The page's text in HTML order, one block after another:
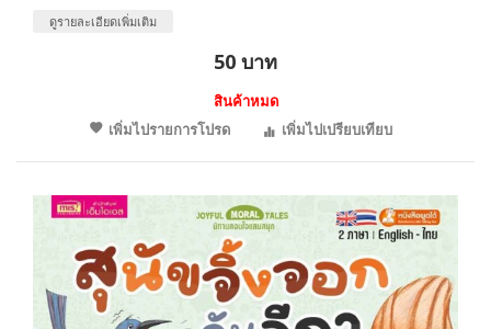
ดูรายละเอียดเพิ่มเติม
50 บาท
สินค้าหมด
เพิ่มไปรายการโปรด
เพิ่มไปเปรียบเทียบ